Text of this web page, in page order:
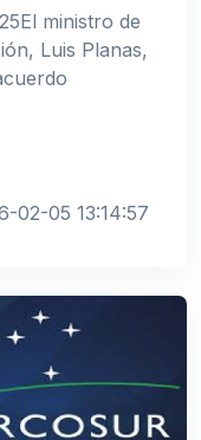
ministro de
Luis Planas,
02-05 13:14:57